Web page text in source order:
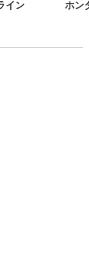
イン ホン